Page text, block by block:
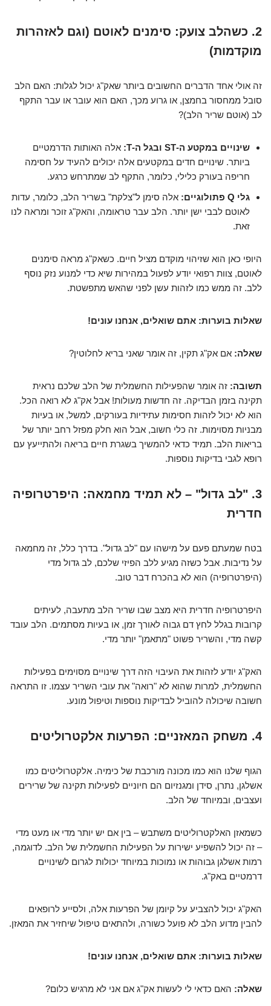
2. כשהלב צועק: סימנים לאוטם (וגם לאזהרות
מוקדמות)
זה אולי אחד הדברים החשובים ביותר שאק"ג יכול לגלות: האם הלב
סובל ממחסור בחמצן, או גרוע מכך, האם הוא עובר או עבר התקף
לב (אוטם שריר הלב)?
שינויים במקטע ה-ST ובגל ה-T:
אלה האותות הדרמטיים
ביותר. שינויים חדים במקטעים אלה יכולים להעיד על חסימה
חריפה בעורק כלילי, כלומר, התקף לב שמתרחש כרגע.
גלי Q פתולוגיים:
אלה סימן ל"צלקת" בשריר הלב, כלומר, עדות
לאוטם לבבי ישן יותר. הלב עבר טראומה, והאק"ג זוכר ומראה לנו
זאת.
היופי כאן הוא שזיהוי מוקדם מציל חיים. כשאק"ג מראה סימנים
לאוטם, צוות רפואי יודע לפעול במהירות שיא כדי למנוע נזק נוסף
ללב. זה ממש כמו לזהות עשן לפני שהאש מתפשטת.
שאלות בוערות: אתם שואלים, אנחנו עונים!
שאלה: אם אק"ג תקין, זה אומר שאני בריא לחלוטין?
תשובה: זה אומר שהפעילות החשמלית של הלב שלכם נראית
תקינה בזמן הבדיקה. זה חדשות מעולות! אבל אק"ג לא רואה הכל.
הוא לא יכול לזהות חסימות עתידיות בעורקים, למשל, או בעיות
מבניות מסוימות. זה כלי חשוב, אבל הוא חלק מפזל רחב יותר של
בריאות הלב. תמיד כדאי להמשיך בשגרת חיים בריאה ולהתייעץ עם
רופא לגבי בדיקות נוספות.
3. "לב גדול" – לא תמיד מחמאה: היפרטרופיה
חדרית
בטח שמעתם פעם על מישהו עם "לב גדול". בדרך כלל, זה מחמאה
על נדיבות. אבל כשזה מגיע ללב הפיזי שלכם, לב גדול מדי
(היפרטרופיה) הוא לא בהכרח דבר טוב.
היפרטרופיה חדרית היא מצב שבו שריר הלב מתעבה, לעיתים
קרובות בגלל לחץ דם גבוה לאורך זמן, או בעיות מסתמים. הלב עובד
קשה מדי, והשריר פשוט "מתאמן" יותר מדי.
האק"ג יודע לזהות את העיבוי הזה דרך שינויים מסוימים בפעילות
החשמלית, למרות שהוא לא "רואה" את עובי השריר עצמו. זו התראה
חשובה שיכולה להוביל לבדיקות נוספות וטיפול מונע.
4. משחק המאזניים: הפרעות אלקטרוליטים
הגוף שלנו הוא כמו מכונה מורכבת של כימיה. אלקטרוליטים כמו
אשלגן, נתרן, סידן ומגנזיום הם חיוניים לפעילות תקינה של שרירים
ועצבים, ובמיוחד של הלב.
כשמאזן האלקטרוליטים משתבש – בין אם יש יותר מדי או מעט מדי
– זה יכול להשפיע ישירות על הפעילות החשמלית של הלב. לדוגמה,
רמות אשלגן גבוהות או נמוכות במיוחד יכולות לגרום לשינויים
דרמטיים באק"ג.
האק"ג יכול להצביע על קיומן של הפרעות אלה, ולסייע לרופאים
להבין מדוע הלב לא פועל כשורה, ולהתאים טיפול שיחזיר את המאזן.
שאלות בוערות: אתם שואלים, אנחנו עונים!
שאלה: האם כדאי לי לעשות אק"ג אם אני לא מרגיש כלום?